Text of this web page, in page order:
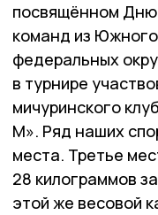
посвящённом Дню
команд из
федеральных
в турнире
мичуринского
М». Ряд наших
места. Третье
28 килограммов
этой же весовой